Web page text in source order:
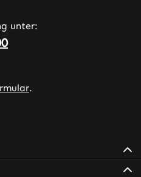
unter:
.
– öffnet in neuem Tab
– öffnet in neuem Tab
inspirieren – öffnet in
– öffnet in neuem Tab